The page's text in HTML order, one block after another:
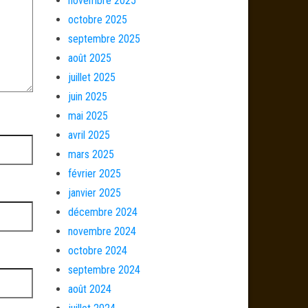
octobre 2025
septembre 2025
août 2025
juillet 2025
juin 2025
mai 2025
avril 2025
mars 2025
février 2025
janvier 2025
décembre 2024
novembre 2024
octobre 2024
septembre 2024
août 2024